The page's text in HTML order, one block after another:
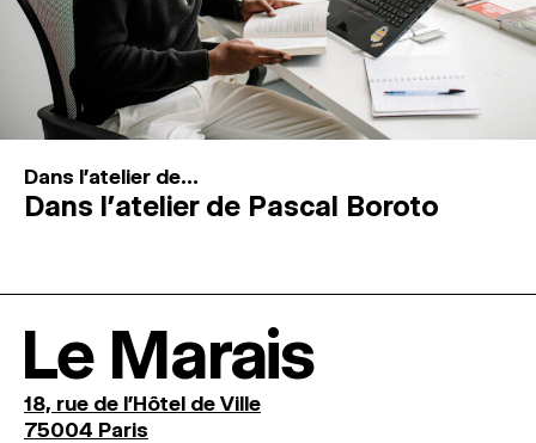
Dans l'atelier de...
Dans l’atelier de Pascal Boroto
Le Marais
18, rue de l'Hôtel de Ville
75004 Paris